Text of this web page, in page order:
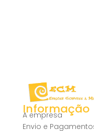
Informação
A empresa
Envio e